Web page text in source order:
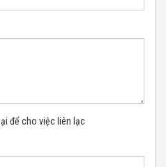
để cho việc liên lạc